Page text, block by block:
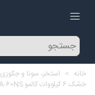
خانه > استخر، سونا و جکوزی
خشک 6 کیلووات کالمو CA-60NS